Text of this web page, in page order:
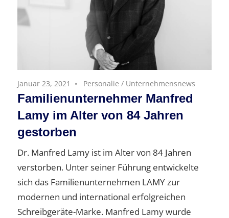
Januar 23, 2021 Personalie / Unternehmensnews
Familienunternehmer Manfred
Lamy im Alter von 84 Jahren
gestorben
Dr. Manfred Lamy ist im Alter von 84 Jahren
verstorben. Unter seiner Führung entwickelte
sich das Familienunternehmen LAMY zur
modernen und international erfolgreichen
Schreibgeräte-Marke. Manfred Lamy wurde